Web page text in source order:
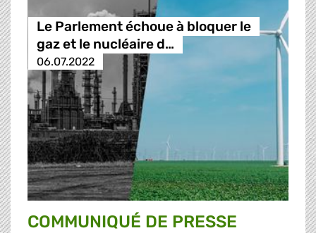
Le Parlement échoue à bloquer le
gaz et le nucléaire d…
06.07.2022
COMMUNIQUÉ DE PRESSE